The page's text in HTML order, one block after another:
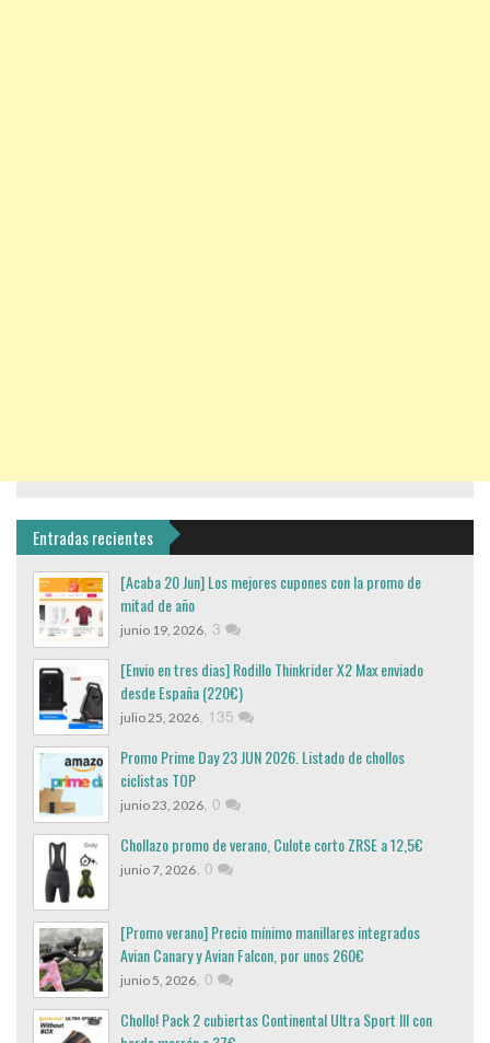
Entradas recientes
[Acaba 20 Jun] Los mejores cupones con la promo de
mitad de año
junio 19, 2026, 3
[Envio en tres dias] Rodillo Thinkrider X2 Max enviado
desde España (220€)
julio 25, 2026, 135
Promo Prime Day 23 JUN 2026. Listado de chollos
ciclistas TOP
junio 23, 2026, 0
Chollazo promo de verano, Culote corto ZRSE a 12,5€
junio 7, 2026, 0
[Promo verano] Precio mínimo manillares integrados
Avian Canary y Avian Falcon, por unos 260€
junio 5, 2026, 0
Chollo! Pack 2 cubiertas Continental Ultra Sport III con